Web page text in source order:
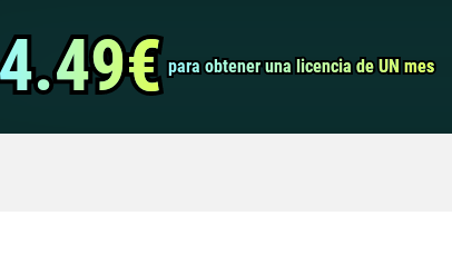
para obtener una licencia de UN mes
para obtener una licencia de UN mes